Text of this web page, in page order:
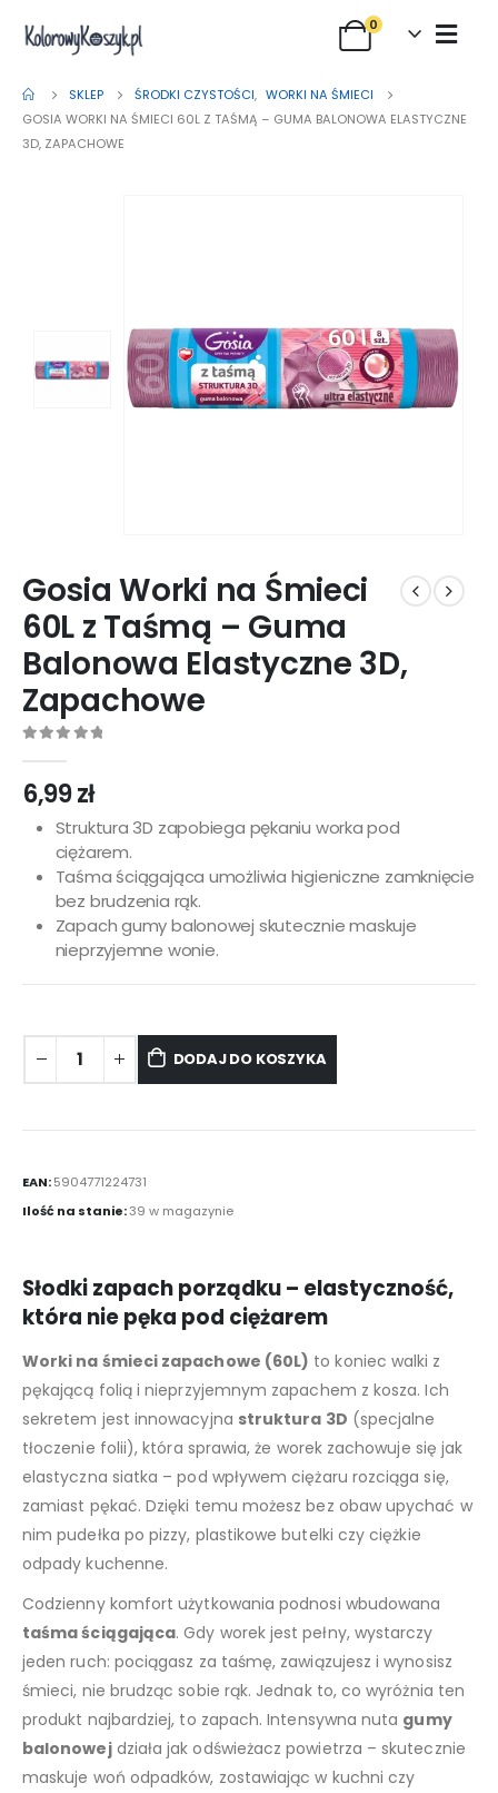
0
SKLEP ŚRODKI CZYSTOŚCI, WORKI NA ŚMIECI
GOSIA WORKI NA ŚMIECI 60L Z TAŚMĄ – GUMA BALONOWA ELASTYCZNE
3D, ZAPACHOWE
Gosia Worki na Śmieci
60L z Taśmą – Guma
Balonowa Elastyczne 3D,
Zapachowe
6,99zł
Struktura 3D zapobiega pękaniu worka pod
ciężarem.
Taśma ściągająca umożliwia higieniczne zamknięcie
bez brudzenia rąk.
Zapach gumy balonowej skutecznie maskuje
nieprzyjemne wonie.
DODAJ DO KOSZYKA
EAN:5904771224731
Ilość na stanie:39 w magazynie
Słodki zapach porządku – elastyczność,
która nie pęka pod ciężarem
Worki na śmieci zapachowe (60L) to koniec walki z
pękającą folią i nieprzyjemnym zapachem z kosza. Ich
sekretem jest innowacyjna struktura 3D (specjalne
tłoczenie folii), która sprawia, że worek zachowuje się jak
elastyczna siatka – pod wpływem ciężaru rozciąga się,
zamiast pękać. Dzięki temu możesz bez obaw upychać w
nim pudełka po pizzy, plastikowe butelki czy ciężkie
odpady kuchenne.
Codzienny komfort użytkowania podnosi wbudowana
taśma ściągająca. Gdy worek jest pełny, wystarczy
jeden ruch: pociągasz za taśmę, zawiązujesz i wynosisz
śmieci, nie brudząc sobie rąk. Jednak to, co wyróżnia ten
produkt najbardziej, to zapach. Intensywna nuta gumy
balonowejdziała jak odświeżacz powietrza – skutecznie
maskuje woń odpadków, zostawiając w kuchni czy